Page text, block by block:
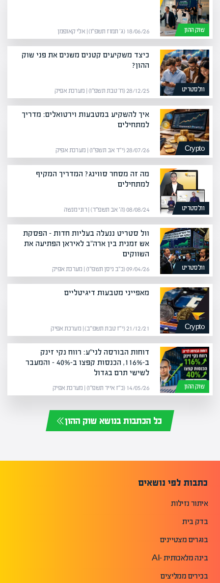
שוק ההון 18/06/26 (ג׳ תמוז תשפ״ו) | אלי קאופמן
וולסטריט
כיצד משקיעים קטנים משנים את פני שוק
ההון?
28/12/25 (ח׳ טבת תשפ״ו) | מערכת אפיק
Crypto
איך להשקיע במטבעות וירטואלים: מדריך
למתחילים
28/07/26 (י״ד אב תשפ״ו) | מערכת אפיק
וולסטריט
מה זה מסחר סווינג? המדריך המקיף
למתחילים
08/08/24 (ה׳ אב תשפ״ד) | רוני מנשה
וולסטריט
וול סטריט ננעלה בעליות חדות – הפסקת
אש זמנית בין ארה"ב לאיראן הפתיעה את
השווקים
09/04/26 (כ״ב ניסן תשפ״ו) | מערכת אפיק
Crypto
מאפייני מטבעות דיגיטליים
21/12/21 (י״ז טבת תשפ״ב) | מערכת אפיק
שוק ההון
דוחות הבורסה לני"ע: רווח נקי זינק
ב-116%, הכנסות קפצו ב-40% – והמעבר
לשישי תרם בגדול
14/05/26 (כ״ז אייר תשפ״ו) | מערכת אפיק
כל הכתבות בנושא שוק ההון
כתבות לפי נושאים
איתור נזילות
בדק בית
בוגרים מצטיינים
בינה מלאכותית -AI
בכירים ממליצים